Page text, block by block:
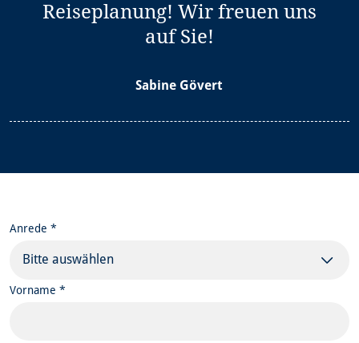
Reiseplanung! Wir freuen uns
auf Sie!
Sabine Gövert
Anrede *
Bitte auswählen
Vorname *